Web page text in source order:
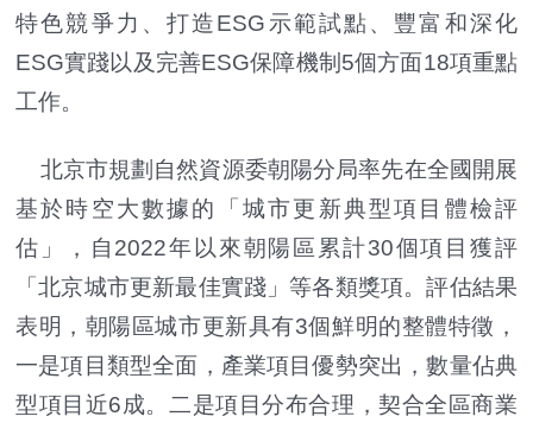
特色競爭力、打造ESG示範試點、豐富和深化
ESG實踐以及完善ESG保障機制5個方面18項重點
工作。
北京市規劃自然資源委朝陽分局率先在全國開展
基於時空大數據的「城市更新典型項目體檢評
估」，自2022年以來朝陽區累計30個項目獲評
「北京城市更新最佳實踐」等各類獎項。評估結果
表明，朝陽區城市更新具有3個鮮明的整體特徵，
一是項目類型全面，產業項目優勢突出，數量佔典
型項目近6成。二是項目分布合理，契合全區商業